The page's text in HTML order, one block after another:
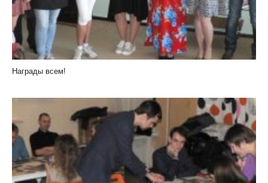
Награды всем!